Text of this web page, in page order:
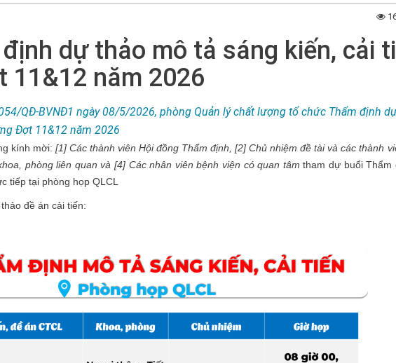
dự thảo mô tả sáng kiến, cải
năm 2026
QĐ-BVNĐ1 ngày 08/5/2026, phòng Quản lý chất lượng tổ chức Thẩm định
Đợt 11&12 năm 2026
kính mời:[1] Các thành viên Hội đồng Thẩm định,[2] Chủ nhiệm đề tài và các thành
phòng liên quan và [4] Các nhân viên bệnh viện có quan tâm tham dự buổi Thẩm
tiếp tại phòng họp QLCL
đề án cải tiến: